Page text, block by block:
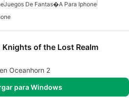
Juegos De Fantas�a Para Iphone
Knights of the Lost Realm
Oceanhorn 2
para Windows